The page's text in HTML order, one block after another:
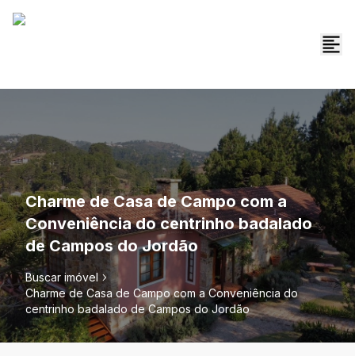
Charme de Casa de Campo com a
Conveniência do centrinho badalado
de Campos do Jordão
Buscar imóvel
Charme de Casa de Campo com a Conveniência do
centrinho badalado de Campos do Jordão